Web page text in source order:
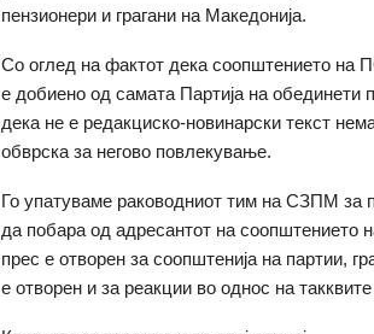
пензионери и грагани на Македонија.
Со оглед на фактот дека соопштението на
е добиено од самата Партија на обединети
дека не е редакциско-новинарски текст
обврска за негово повлекување.
Го упатуваме раководниот тим на СЗПМ за
да побара од адресантот на
прес е отворен за соопштенија на партии,
е отворен и за реакции во однос на